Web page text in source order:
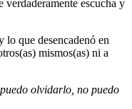
verdaderamente escucha y
lo que desencadenó en
mismos(as) ni a
olvidarlo, no puedo